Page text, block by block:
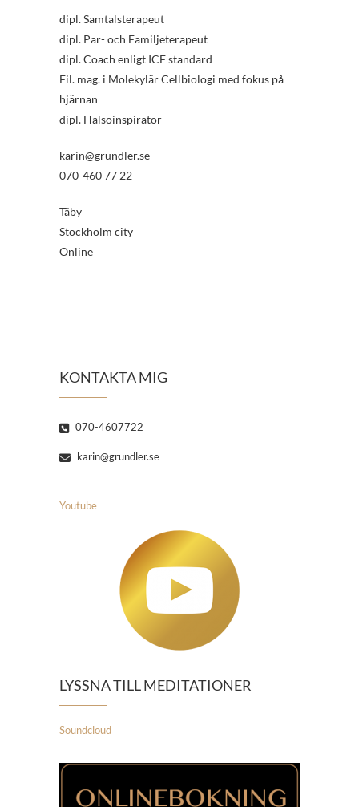
dipl. Samtalsterapeut
dipl. Par- och Familjeterapeut
dipl. Coach enligt ICF standard
Fil. mag. i Molekylär Cellbiologi med fokus på
hjärnan
dipl. Hälsoinspiratör
karin@grundler.se
070-460 77 22
Täby
Stockholm city
Online
KONTAKTA MIG
070-4607722
karin@grundler.se
Youtube
LYSSNA TILL MEDITATIONER
Soundcloud